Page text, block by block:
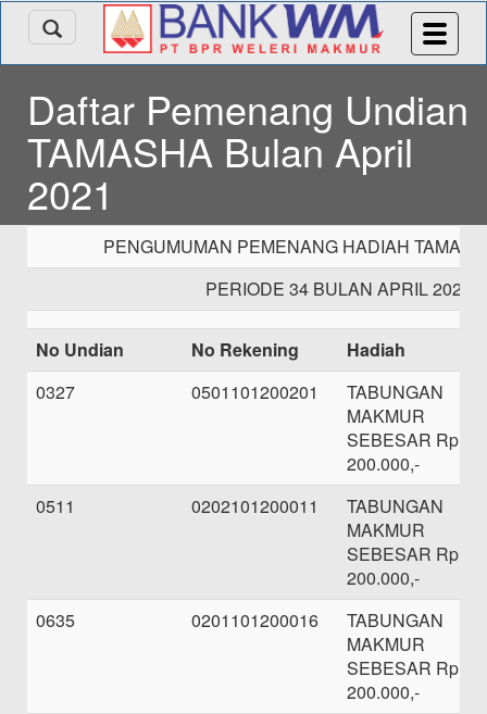
Daftar Pemenang Undian
TAMASHA Bulan April
2021
PENGUMUMAN PEMENANG HADIAH
PERIODE 34 BULAN APRIL 2021
No Undian No Rekening
Hadiah
0327
0501101200201
TABUNGAN
MAKMUR
SEBESAR Rp.
200.000,-
0511
0202101200011
TABUNGAN
MAKMUR
SEBESAR Rp.
200.000,-
0635
0201101200016
TABUNGAN
MAKMUR
SEBESAR Rp.
200.000,-